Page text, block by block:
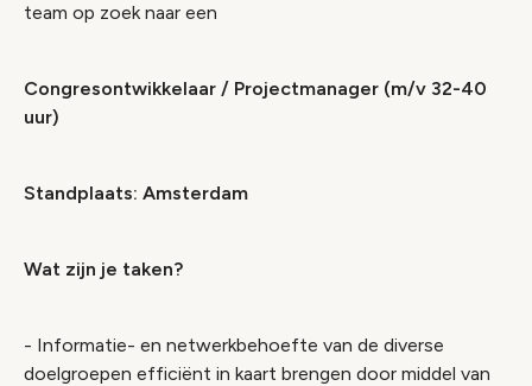
team op zoek naar een
Congresontwikkelaar / Projectmanager (m/v 32-40
uur)
Standplaats: Amsterdam
Wat zijn je taken?
- Informatie- en netwerkbehoefte van de diverse
doelgroepen efficiënt in kaart brengen door middel van